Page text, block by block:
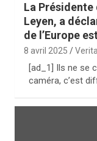
La Présidente
Leyen, a
de l’Europe
8 avril 2025
[ad_1] Ils ne se
caméra, c’est